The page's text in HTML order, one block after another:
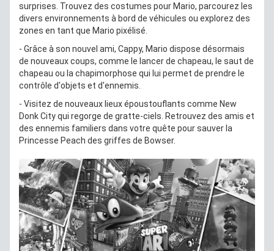
surprises. Trouvez des costumes pour Mario, parcourez les
divers environnements à bord de véhicules ou explorez des
zones en tant que Mario pixélisé.
- Grâce à son nouvel ami, Cappy, Mario dispose désormais
de nouveaux coups, comme le lancer de chapeau, le saut de
chapeau ou la chapimorphose qui lui permet de prendre le
contrôle d'objets et d'ennemis.
- Visitez de nouveaux lieux époustouflants comme New
Donk City qui regorge de gratte-ciels. Retrouvez des amis et
des ennemis familiers dans votre quête pour sauver la
Princesse Peach des griffes de Bowser.